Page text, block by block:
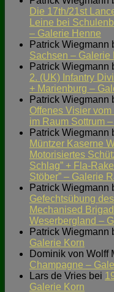
Die 17th/21st
Leine bei
– Galerie Henne
Patrick Wiegmann
Sachsen – Galerie
Patrick Wiegmann
2. (UK) Infantry
+ Marienburg –
Patrick Wiegmann
Offenes Visier
im Raum Sottrum
Patrick Wiegmann
Müntzer Kaserne
Motorisiertes
Schlag” + Fla-
Stöber” – Galerie
Patrick Wiegmann
Gefechtsübung
Mechanised
Weserbergland –
Patrick Wiegmann
Galerie Korn
Dominik von Wolff
Champagne –
Lars de Vries bei
Galerie Korn